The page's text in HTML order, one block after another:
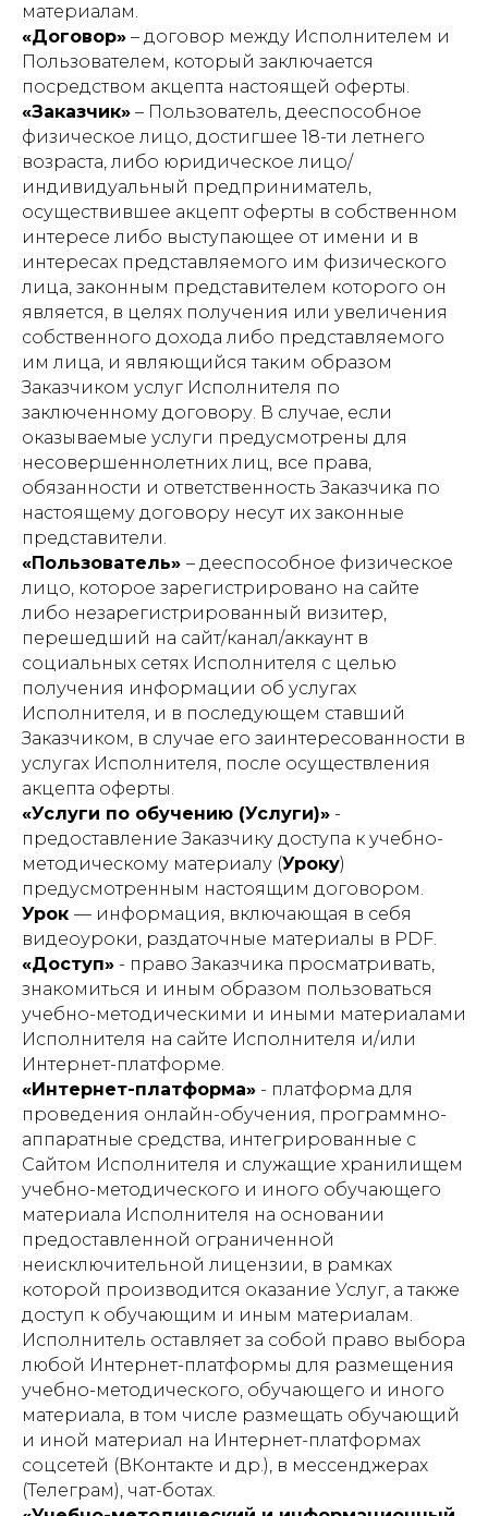
материалам.
«Договор» – договор между Исполнителем и
Пользователем, который заключается
посредством акцепта настоящей оферты.
«Заказчик» – Пользователь, дееспособное
физическое лицо, достигшее 18-ти летнего
возраста, либо юридическое лицо/
индивидуальный предприниматель,
осуществившее акцепт оферты в собственном
интересе либо выступающее от имени и в
интересах представляемого им физического
лица, законным представителем которого он
является, в целях получения или увеличения
собственного дохода либо представляемого
им лица, и являющийся таким образом
Заказчиком услуг Исполнителя по
заключенному договору. В случае, если
оказываемые услуги предусмотрены для
несовершеннолетних лиц, все права,
обязанности и ответственность Заказчика по
настоящему договору несут их законные
представители.
«Пользователь» – дееспособное физическое
лицо, которое зарегистрировано на сайте
либо незарегистрированный визитер,
перешедший на сайт/канал/аккаунт в
социальных сетях Исполнителя с целью
получения информации об услугах
Исполнителя, и в последующем ставший
Заказчиком, в случае его заинтересованности в
услугах Исполнителя, после осуществления
акцепта оферты.
«Услуги по обучению (Услуги)» -
предоставление Заказчику доступа к учебно-
методическому материалу (Уроку)
предусмотренным настоящим договором.
Урок — информация, включающая в себя
видеоуроки, раздаточные материалы в PDF.
«Доступ» - право Заказчика просматривать,
знакомиться и иным образом пользоваться
учебно-методическими и иными материалами
Исполнителя на сайте Исполнителя и/или
Интернет-платформе.
«Интернет-платформа» - платформа для
проведения онлайн-обучения, программно-
аппаратные средства, интегрированные с
Сайтом Исполнителя и служащие хранилищем
учебно-методического и иного обучающего
материала Исполнителя на основании
предоставленной ограниченной
неисключительной лицензии, в рамках
которой производится оказание Услуг, а также
доступ к обучающим и иным материалам.
Исполнитель оставляет за собой право выбора
любой Интернет-платформы для размещения
учебно-методического, обучающего и иного
материала, в том числе размещать обучающий
и иной материал на Интернет-платформах
соцсетей (ВКонтакте и др.), в мессенджерах
(Телеграм), чат-ботах.